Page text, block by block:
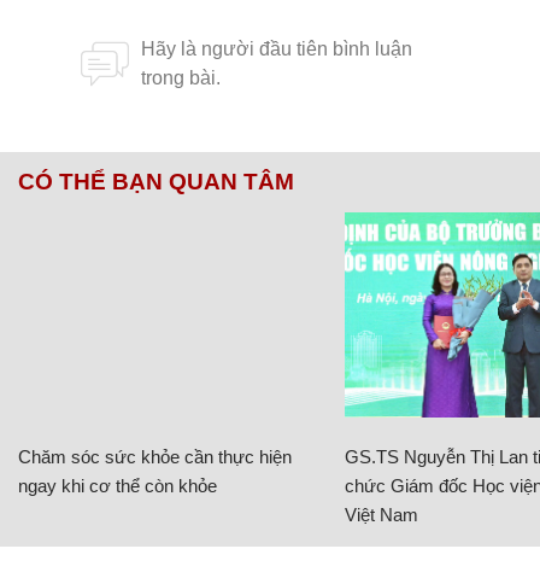
CÓ THỂ BẠN QUAN TÂM
Chăm sóc sức khỏe cần thực hiện
ngay khi cơ thể còn khỏe
GS.TS Nguyễn Thị Lan
chức Giám đốc Học
Việt Nam